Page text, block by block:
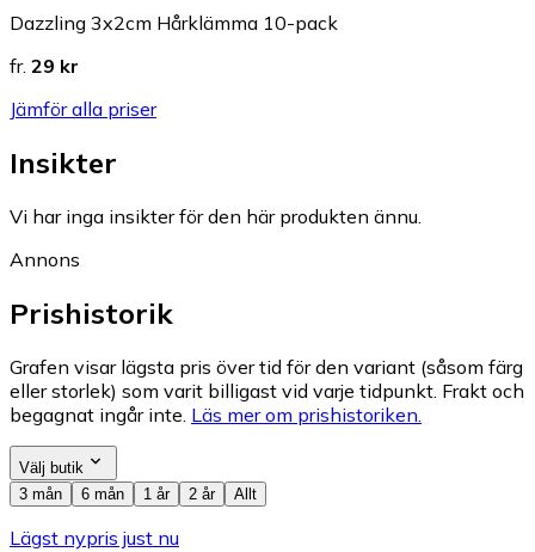
Dazzling 3x2cm Hårklämma 10-pack
fr. 29 kr
Jämför alla priser
Insikter
Vi har inga insikter för den här produkten ännu.
Annons
Prishistorik
Grafen visar lägsta pris över tid för den variant (såsom färg
eller storlek) som varit billigast vid varje tidpunkt. Frakt och
begagnat ingår inte. Läs mer om prishistoriken.
Välj butik
3 mån
6 mån 1 år 2 år Allt
Lägst nypris just nu